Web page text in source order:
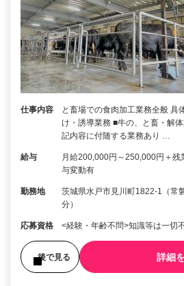
仕事内容
と畜場での食肉加工業務全般 具
け・誘導業務 ■牛の、と畜・解
記内容に付随する業務あり …
給与
月給200,000円～250,000円＋
与変動有
勤務地
茨城県水戸市見川町1822-1（常
分）
応募資格 <経験・年齢不問>知識等は一切
後で見る 詳細